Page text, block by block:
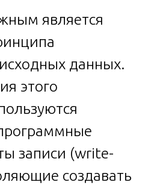
является
данных.
этого
записи (write-
создавать